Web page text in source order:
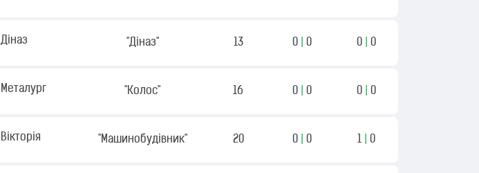
Діназ "Діназ" 13 0 0 0 0
Металург "Колос" 16 0 0 0 0
Вікторія "Машинобудівник" 20 0 0 1 0